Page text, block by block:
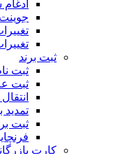
ثبت برند
ثبت
ثبت
تمدید
ثبت
کارت